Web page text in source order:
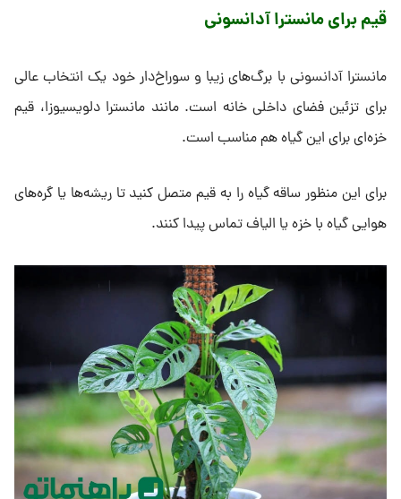
قیم برای مانسترا آدانسونی
مانسترا آدانسونی با برگ‌های زیبا و سوراخ‌دار خود یک انتخاب عالی
برای تزئین فضای داخلی خانه است. مانند مانسترا دلویسیوزا، قیم
خزه‌ای برای این گیاه هم مناسب است.
برای این منظور ساقه گیاه را به قیم متصل کنید تا ریشه‌ها یا گره‌های
هوایی گیاه با خزه یا الیاف تماس پیدا کنند.